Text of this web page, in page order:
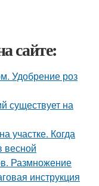
сайте:
Удобрение роз
существует на
участке. Когда
весной
Размножение
инструкция